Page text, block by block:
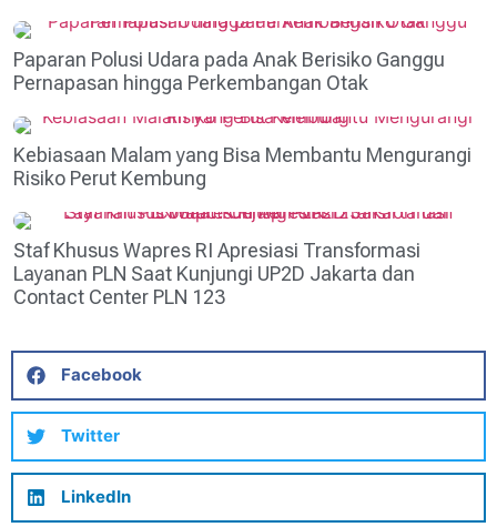
Paparan Polusi Udara pada Anak Berisiko Ganggu
Pernapasan hingga Perkembangan Otak
Kebiasaan Malam yang Bisa Membantu Mengurangi
Risiko Perut Kembung
Staf Khusus Wapres RI Apresiasi Transformasi
Layanan PLN Saat Kunjungi UP2D Jakarta dan
Contact Center PLN 123
Facebook
Twitter
LinkedIn